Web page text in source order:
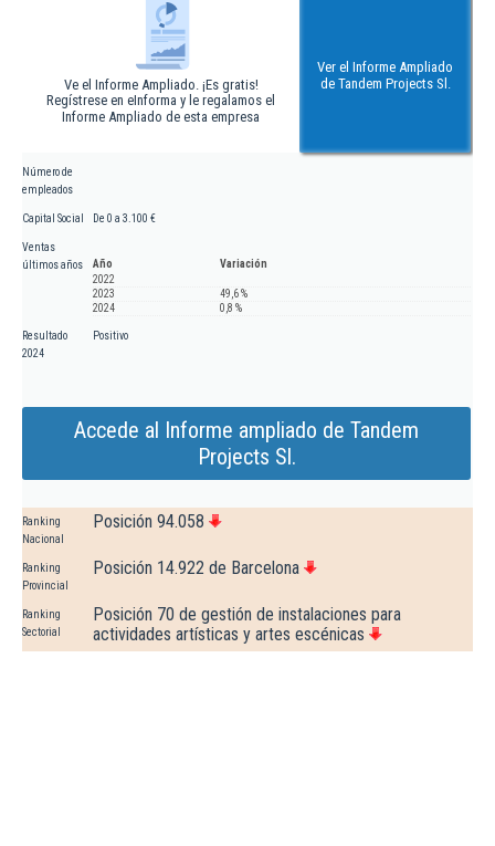
Ve el Informe Ampliado. ¡Es gratis!
Regístrese en eInforma y le regalamos el
Informe Ampliado de esta empresa
Ver el Informe Ampliado
de Tandem Projects Sl.
Número de
empleados
Capital Social De 0 a 3.100 €
Ventas
últimos años
Año
Variación
2022
2023
49,6 %
2024
0,8 %
Resultado
2024
Positivo
Accede al Informe ampliado de Tandem
Projects Sl.
Ranking
Nacional
Posición 94.058
Ranking
Provincial
Posición 14.922 de Barcelona
Ranking
Sectorial
Posición 70 de gestión de instalaciones para
actividades artísticas y artes escénicas